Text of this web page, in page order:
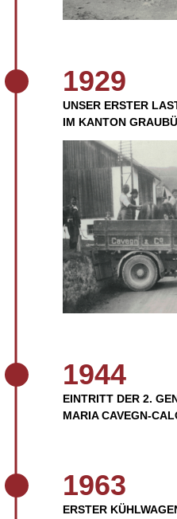
1929
UNSER ERSTER
IM KANTON
1944
EINTRITT DER 2.
MARIA CAVEGN-
1963
ERSTER